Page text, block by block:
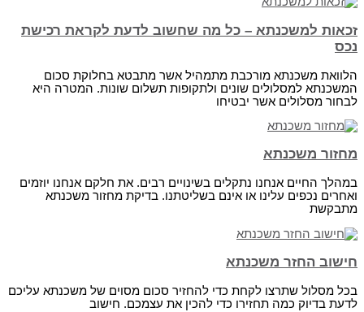
זכאות למשכנתא – כל מה שחשוב לדעת לקראת רכישת
נכס
הלוואת משכנתא מורכבת מתמהיל אשר מתבטא בחלוקת סכום
המשכנתא למסלולים שונים ולתקופות תשלום שונות. המטרה היא
לבחור מסלולים אשר יבטיחו
מחזור משכנתא
במהלך החיים אנחנו נתקלים בשינויים רבים. את חלקם אנחנו יוזמים
ואחרים נכפים עלינו או אינם בשליטתנו. בדיקת מחזור משכנתא
מתבקשת
חישוב החזר משכנתא
בכל מסלול שתרצו לקחת כדי להחזיר סכום מסוים של משכנתא עליכם
לדעת בדיוק כמה תחזירו כדי להכין את עצמכם. חישוב